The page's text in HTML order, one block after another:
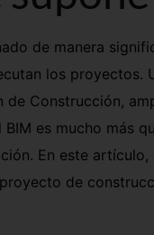
de manera
los proyectos.
Construcción,
es mucho más
En este
de